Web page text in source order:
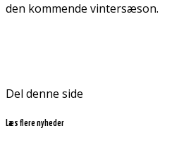
den kommende vintersæson.
Del denne side
Læs flere nyheder